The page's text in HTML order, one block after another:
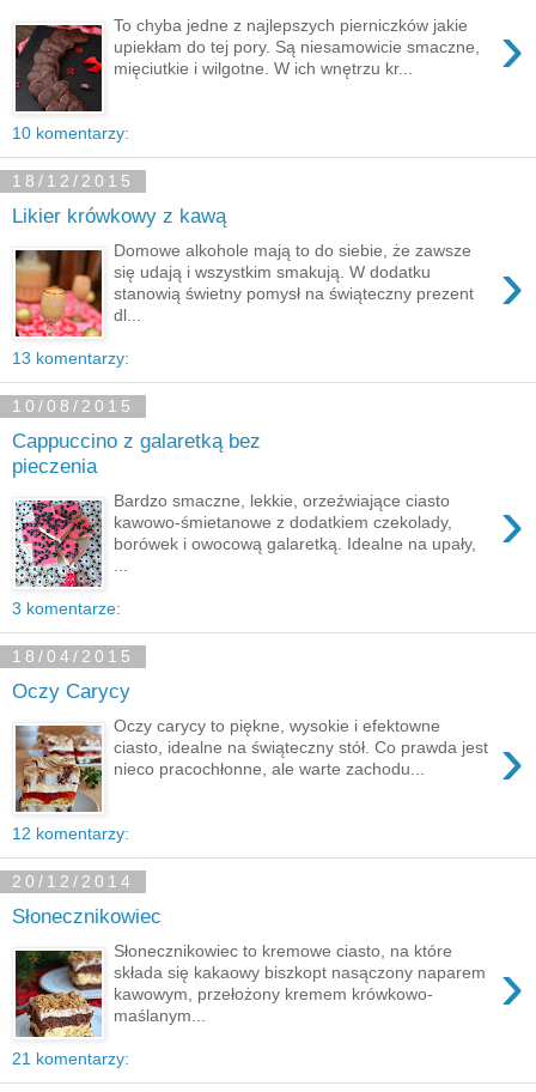
›
To chyba jedne z najlepszych pierniczków jakie
upiekłam do tej pory. Są niesamowicie smaczne,
mięciutkie i wilgotne. W ich wnętrzu kr...
10 komentarzy:
18/12/2015
Likier krówkowy z kawą
›
Domowe alkohole mają to do siebie, że zawsze
się udają i wszystkim smakują. W dodatku
stanowią świetny pomysł na świąteczny prezent
dl...
13 komentarzy:
10/08/2015
Cappuccino z galaretką bez
pieczenia
›
Bardzo smaczne, lekkie, orzeźwiające ciasto
kawowo-śmietanowe z dodatkiem czekolady,
borówek i owocową galaretką. Idealne na upały,
3 komentarze:
18/04/2015
Oczy Carycy
›
Oczy carycy to piękne, wysokie i efektowne
ciasto, idealne na świąteczny stół. Co prawda jest
nieco pracochłonne, ale warte zachodu...
12 komentarzy:
20/12/2014
Słonecznikowiec
›
Słonecznikowiec to kremowe ciasto, na które
składa się kakaowy biszkopt nasączony naparem
kawowym, przełożony kremem krówkowo-
maślanym...
21 komentarzy: